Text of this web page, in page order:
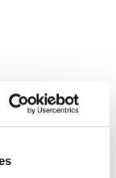
πίσω